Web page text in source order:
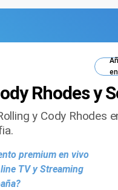
en
Rhodes y
y Cody Rhodes
premium en vivo
TV y Streaming